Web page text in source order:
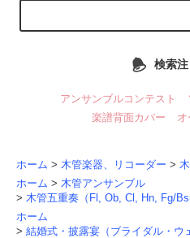
検索
アンサンブルコンテスト
楽譜背面カバー
オ
ホーム > 木管楽器、リコーダー >
ホーム > 木管アンサンブル
> 木管五重奏（Fl, Ob, Cl, Hn, Fg/
ホーム
> 結婚式・披露宴（ブライダル・ウ